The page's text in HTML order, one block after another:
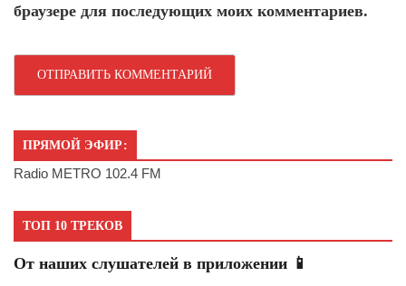
браузере для последующих моих комментариев.
ПРЯМОЙ ЭФИР:
Radio METRO 102.4 FM
ТОП 10 ТРЕКОВ
От наших слушателей в приложении 📱